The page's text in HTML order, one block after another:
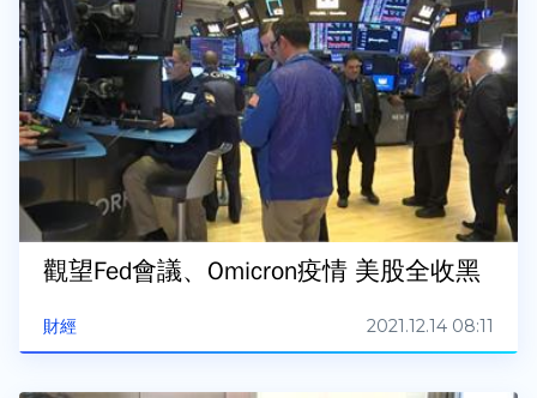
財經
觀望Fed會議、Omicron疫情 美股全收黑
2021.12.14 08:11